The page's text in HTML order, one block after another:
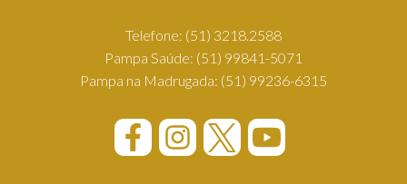
Telefone: (51) 3218.2588
Pampa Saúde: (51) 99841-5071
Pampa na Madrugada: (51) 99236-6315